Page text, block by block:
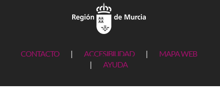
CONTACTO ACCESIBILIDAD
MAPA WEB
AYUDA